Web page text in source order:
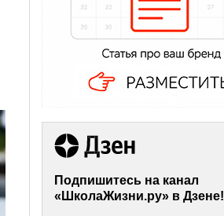
Подпишитесь на канал
«ШколаЖизни.ру» в Дзене!